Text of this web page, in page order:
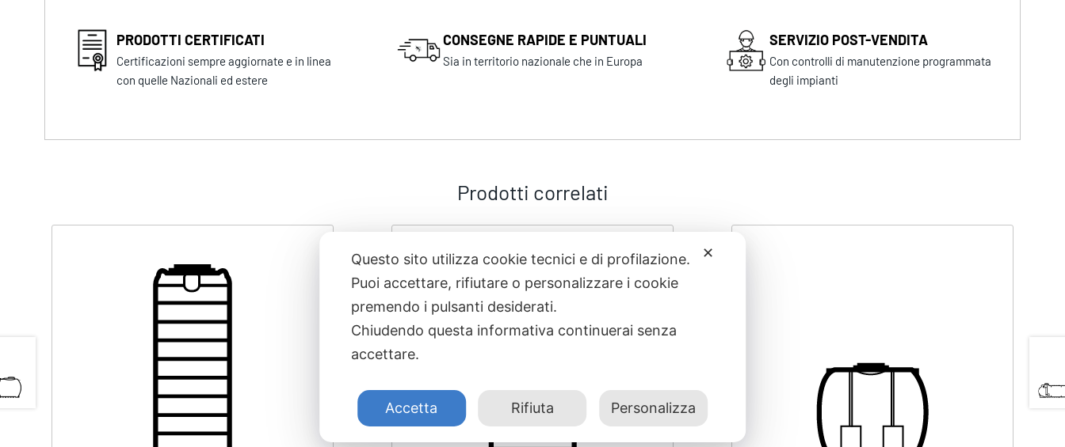
PRODOTTI CERTIFICATI
Certificazioni sempre aggiornate e in linea
con quelle Nazionali ed estere
CONSEGNE RAPIDE E PUNTUALI
Sia in territorio nazionale che in Europa
SERVIZIO POST-VENDITA
Con controlli di manutenzione programmata
degli impianti
Prodotti correlati
✕
Questo sito utilizza cookie tecnici e di profilazione.
Puoi accettare, rifiutare o personalizzare i cookie
premendo i pulsanti desiderati.
Chiudendo questa informativa continuerai senza
accettare.
Accetta Rifiuta Personalizza